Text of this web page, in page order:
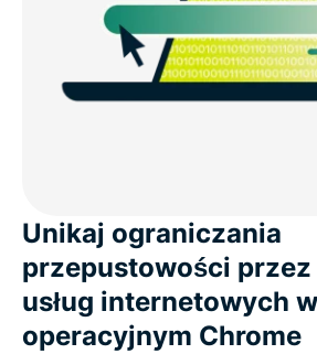
Unikaj ograniczania
przepustowości
usług internetowych
operacyjnym Chrome